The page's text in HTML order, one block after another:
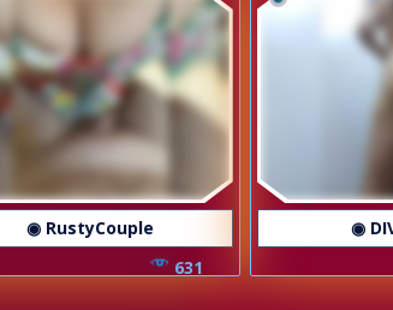
◉ RustyCouple
631
◉